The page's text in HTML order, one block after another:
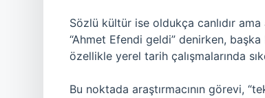
Sözlü kültür ise oldukça canlıdır
“Ahmet Efendi geldi” denirken,
özellikle yerel tarih çalışmalarında
Bu noktada araştırmacının görevi,